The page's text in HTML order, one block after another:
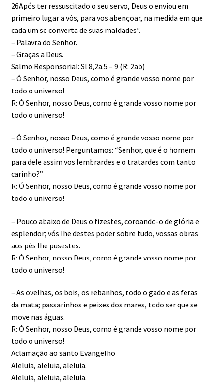
26Após ter ressuscitado o seu servo, Deus o enviou em
primeiro lugar a vós, para vos abençoar, na medida em que
cada um se converta de suas maldades”.
– Palavra do Senhor.
– Graças a Deus.
Salmo Responsorial: Sl 8,2a.5 – 9 (R: 2ab)
– Ó Senhor, nosso Deus, como é grande vosso nome por
todo o universo!
R: Ó Senhor, nosso Deus, como é grande vosso nome por
todo o universo!
– Ó Senhor, nosso Deus, como é grande vosso nome por
todo o universo! Perguntamos: “Senhor, que é o homem
para dele assim vos lembrardes e o tratardes com tanto
carinho?”
R: Ó Senhor, nosso Deus, como é grande vosso nome por
todo o universo!
– Pouco abaixo de Deus o fizestes, coroando-o de glória e
esplendor; vós lhe destes poder sobre tudo, vossas obras
aos pés lhe pusestes:
R: Ó Senhor, nosso Deus, como é grande vosso nome por
todo o universo!
– As ovelhas, os bois, os rebanhos, todo o gado e as feras
da mata; passarinhos e peixes dos mares, todo ser que se
move nas águas.
R: Ó Senhor, nosso Deus, como é grande vosso nome por
todo o universo!
Aclamação ao santo Evangelho
Aleluia, aleluia, aleluia.
Aleluia, aleluia, aleluia.